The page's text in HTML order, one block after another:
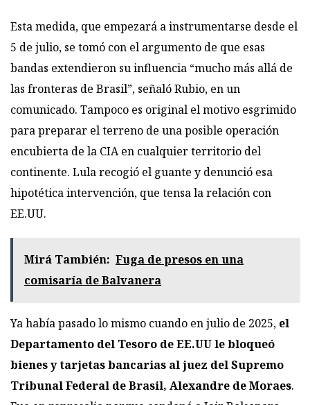
Esta medida, que empezará a instrumentarse desde el
5 de julio, se tomó con el argumento de que esas
bandas extendieron su influencia “mucho más allá de
las fronteras de Brasil”, señaló Rubio, en un
comunicado. Tampoco es original el motivo esgrimido
para preparar el terreno de una posible operación
encubierta de la CIA en cualquier territorio del
continente. Lula recogió el guante y denunció esa
hipotética intervención, que tensa la relación con
EE.UU.
Mirá También: Fuga de presos en una
comisaría de Balvanera
Ya había pasado lo mismo cuando en julio de 2025, el
Departamento del Tesoro de EE.UU le bloqueó
bienes y tarjetas bancarias al juez del Supremo
Tribunal Federal de Brasil, Alexandre de Moraes.